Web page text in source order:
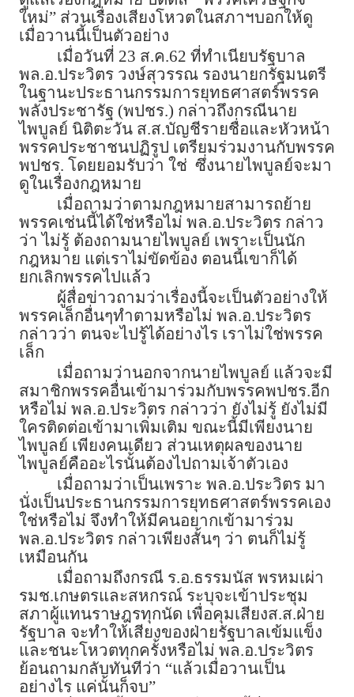
ใหม่” ส่วนเรื่องเสียงโหวตในสภาฯบอกให้ดู
เมื่อวานนี้เป็นตัวอย่าง
เมื่อวันที่ 23 ส.ค.62 ที่ทำเนียบรัฐบาล
พล.อ.ประวิตร วงษ์สุวรรณ รองนายกรัฐมนตรี
ในฐานะประธานกรรมการยุทธศาสตร์พรรค
พลังประชารัฐ (พปชร.) กล่าวถึงกรณีนาย
ไพบูลย์ นิติตะวัน ส.ส.บัญชีรายชื่อและหัวหน้า
พรรคประชาชนปฏิรูป เตรียมร่วมงานกับพรรค
พปชร. โดยยอมรับว่า ใช่ ซึ่งนายไพบูลย์จะมา
ดูในเรื่องกฎหมาย
เมื่อถามว่าตามกฎหมายสามารถย้าย
พรรคเช่นนี้ได้ใช่หรือไม่ พล.อ.ประวิตร กล่าว
ว่า ไม่รู้ ต้องถามนายไพบูลย์ เพราะเป็นนัก
กฎหมาย แต่เราไม่ขัดข้อง ตอนนี้เขาก็ได้
ยกเลิกพรรคไปแล้ว
ผู้สื่อข่าวถามว่าเรื่องนี้จะเป็นตัวอย่างให้
พรรคเล็กอื่นๆทำตามหรือไม่ พล.อ.ประวิตร
กล่าวว่า ตนจะไปรู้ได้อย่างไร เราไม่ใช่พรรค
เล็ก
เมื่อถามว่านอกจากนายไพบูลย์ แล้วจะมี
สมาชิกพรรคอื่นเข้ามาร่วมกับพรรคพปชร.อีก
หรือไม่ พล.อ.ประวิตร กล่าวว่า ยังไม่รู้ ยังไม่มี
ใครติดต่อเข้ามาเพิ่มเติม ขณะนี้มีเพียงนาย
ไพบูลย์ เพียงคนเดียว ส่วนเหตุผลของนาย
ไพบูลย์คืออะไรนั้นต้องไปถามเจ้าตัวเอง
เมื่อถามว่าเป็นเพราะ พล.อ.ประวิตร มา
นั่งเป็นประธานกรรมการยุทธศาสตร์พรรคเอง
ใช่หรือไม่ จึงทำให้มีคนอยากเข้ามาร่วม
พล.อ.ประวิตร กล่าวเพียงสั้นๆ ว่า ตนก็ไม่รู้
เหมือนกัน
เมื่อถามถึงกรณี ร.อ.ธรรมนัส พรหมเผ่า
รมช.เกษตรและสหกรณ์ ระบุจะเข้าประชุม
สภาผู้แทนราษฎรทุกนัด เพื่อคุมเสียงส.ส.ฝ่าย
รัฐบาล จะทำให้เสียงของฝ่ายรัฐบาลเข้มแข็ง
และชนะโหวตทุกครั้งหรือไม่ พล.อ.ประวิตร
ย้อนถามกลับทันทีว่า “แล้วเมื่อวานเป็น
อย่างไร แค่นั้นก็จบ”